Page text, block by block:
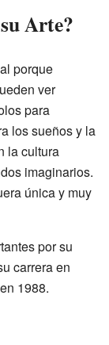
Arte?
porque
ver
para
los sueños y la
la cultura
imaginarios.
única y muy
por su
carrera en
1988.